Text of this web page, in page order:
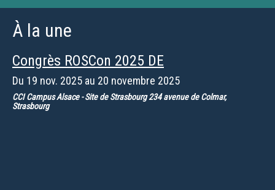
À la une
Congrès ROSCon 2025 DE
Du 19 nov. 2025 au 20 novembre 2025
CCI Campus Alsace - Site de Strasbourg 234 avenue de Colmar,
Strasbourg